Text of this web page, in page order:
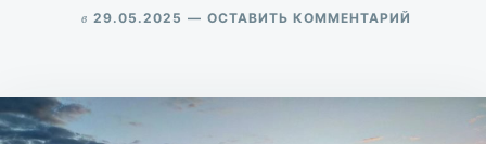
в 29.05.2025 ОСТАВИТЬ КОММЕНТАРИЙ